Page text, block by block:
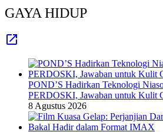
GAYA HIDUP
POND’S Hadirkan Teknologi
PERDOSKI, Jawaban untuk Kulit
8 Agustus 2026